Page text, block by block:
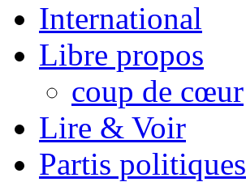
International
Libre propos
coup de cœur
Lire & Voir
Partis politiques